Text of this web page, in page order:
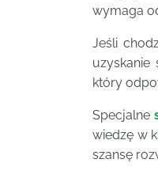
wymaga
Jeśli
uzyskanie
który
Specjalne
wiedzę w
szansę